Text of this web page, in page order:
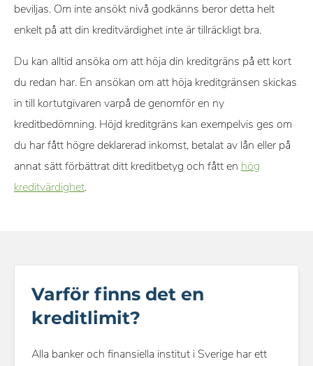
beviljas. Om inte ansökt nivå godkänns beror detta helt
enkelt på att din kreditvärdighet inte är tillräckligt bra.
Du kan alltid ansöka om att höja din kreditgräns på ett kort
du redan har. En ansökan om att höja kreditgränsen skickas
in till kortutgivaren varpå de genomför en ny
kreditbedömning. Höjd kreditgräns kan exempelvis ges om
du har fått högre deklarerad inkomst, betalat av lån eller på
annat sätt förbättrat ditt kreditbetyg och fått en hög
kreditvärdighet.
Varför finns det en
kreditlimit?
Alla banker och finansiella institut i Sverige har ett